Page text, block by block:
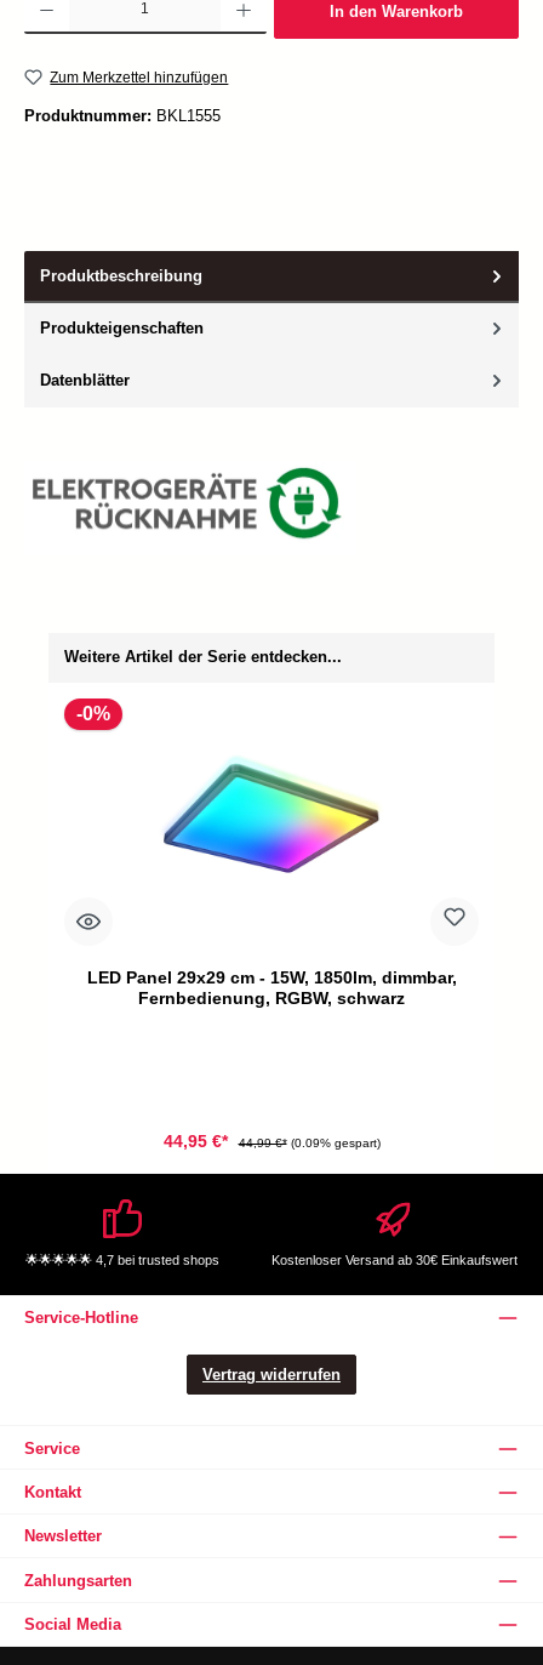
In den Warenkorb
Zum Merkzettel hinzufügen
Produktnummer: BKL1555
Produktbeschreibung
Produkteigenschaften
Datenblätter
Weitere Artikel der Serie entdecken...
-0%
LED Panel 29x29 cm - 15W, 1850lm, dimmbar,
Fernbedienung, RGBW, schwarz
44,95 €* 44,99 €* (0.09% gespart)
🌟🌟🌟🌟🌟 4,7 bei trusted shops Kostenloser Versand ab 30€ Einkaufswert
Service-Hotline
Vertrag widerrufen
Service
Kontakt
Newsletter
Zahlungsarten
Social Media